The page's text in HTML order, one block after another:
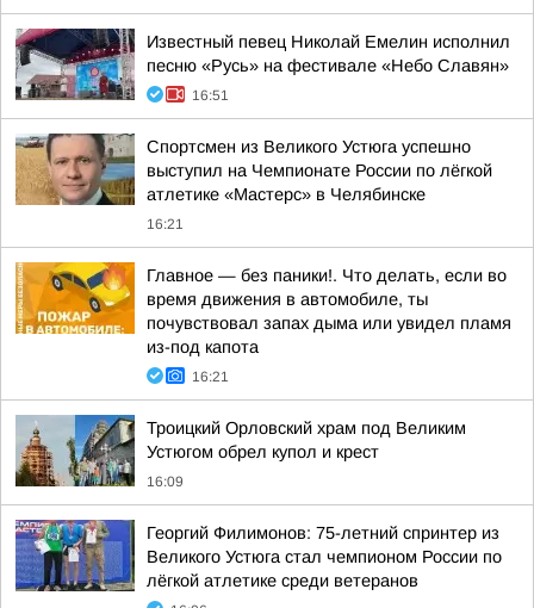
Известный певец Николай Емелин исполнил
песню «Русь» на фестивале «Небо Славян»
16:51
Спортсмен из Великого Устюга успешно
выступил на Чемпионате России по лёгкой
атлетике «Мастерс» в Челябинске
16:21
Главное — без паники!. Что делать, если во
время движения в автомобиле, ты
почувствовал запах дыма или увидел пламя
из-под капота
16:21
Троицкий Орловский храм под Великим
Устюгом обрел купол и крест
16:09
Георгий Филимонов: 75-летний спринтер из
Великого Устюга стал чемпионом России по
лёгкой атлетике среди ветеранов